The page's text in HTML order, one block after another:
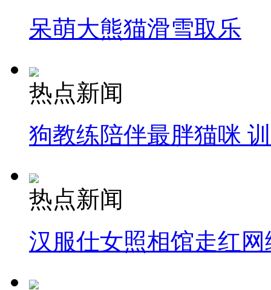
呆萌大熊猫滑雪取乐
热点新闻
狗教练陪伴最胖猫咪
热点新闻
汉服仕女照相馆走红网